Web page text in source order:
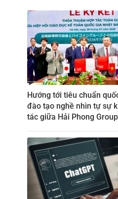
Hướng tới tiêu chuẩn
đào tạo nghề nhìn tự sự
tác giữa Hải Phong